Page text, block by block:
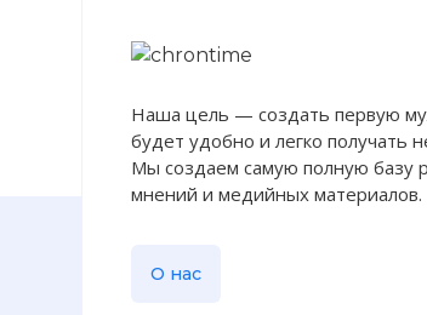
Наша цель — создать первую
будет удобно и легко
Мы создаем самую полную базу
мнений и медийных материалов.
О нас